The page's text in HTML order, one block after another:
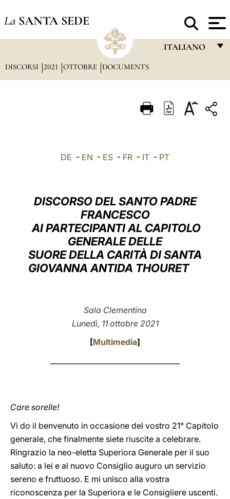
La SANTA SEDE
ITALIANO
ITALIANO
العربيّة
中文
DISCORSI 2021 OTTOBRE DOCUMENTS
DE - EN - ES - FR - IT - PT
DISCORSO DEL SANTO PADRE
FRANCESCO
AI PARTECIPANTI AL CAPITOLO
GENERALE DELLE
SUORE DELLA CARITÀ DI SANTA
GIOVANNA ANTIDA THOURET
Sala Clementina
Lunedì, 11 ottobre 2021
[Multimedia]
Care sorelle!
Vi do il benvenuto in occasione del vostro 21° Capitolo
generale, che finalmente siete riuscite a celebrare.
Ringrazio la neo-eletta Superiora Generale per il suo
saluto: a lei e al nuovo Consiglio auguro un servizio
sereno e fruttuoso. E mi unisco alla vostra
riconoscenza per la Superiora e le Consigliere uscenti.